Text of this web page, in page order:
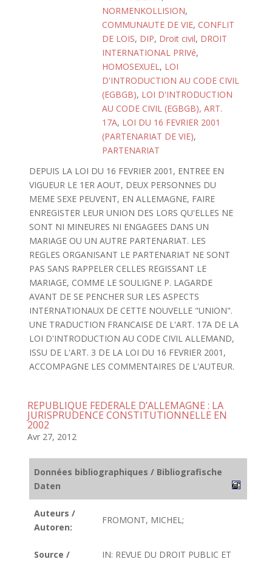
NORMENKOLLISION,
COMMUNAUTE DE VIE, CONFLIT
DE LOIS, DIP, Droit civil, DROIT
INTERNATIONAL PRIVé,
HOMOSEXUEL, LOI
D'INTRODUCTION AU CODE CIVIL
(EGBGB), LOI D'INTRODUCTION
AU CODE CIVIL (EGBGB), ART.
17A, LOI DU 16 FEVRIER 2001
(PARTENARIAT DE VIE),
PARTENARIAT
DEPUIS LA LOI DU 16 FEVRIER 2001, ENTREE EN
VIGUEUR LE 1ER AOUT, DEUX PERSONNES DU
MEME SEXE PEUVENT, EN ALLEMAGNE, FAIRE
ENREGISTER LEUR UNION DES LORS QU'ELLES NE
SONT NI MINEURES NI ENGAGEES DANS UN
MARIAGE OU UN AUTRE PARTENARIAT. LES
REGLES ORGANISANT LE PARTENARIAT NE SONT
PAS SANS RAPPELER CELLES REGISSANT LE
MARIAGE, COMME LE SOULIGNE P. LAGARDE
AVANT DE SE PENCHER SUR LES ASPECTS
INTERNATIONAUX DE CETTE NOUVELLE "UNION".
UNE TRADUCTION FRANCAISE DE L'ART. 17A DE LA
LOI D'INTRODUCTION AU CODE CIVIL ALLEMAND,
ISSU DE L'ART. 3 DE LA LOI DU 16 FEVRIER 2001,
ACCOMPAGNE LES COMMENTAIRES DE L'AUTEUR.
REPUBLIQUE FEDERALE D’ALLEMAGNE : LA
JURISPRUDENCE CONSTITUTIONNELLE EN
2002
Avr 27, 2012
Données bibliographiques / Bibliografische
Daten
Auteurs /
Autoren:
FROMONT, MICHEL;
Source /
IN: REVUE DU DROIT PUBLIC ET